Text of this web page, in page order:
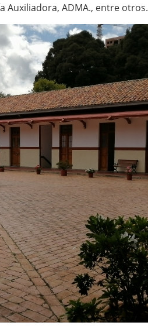
Auxiliadora, ADMA., entre otros.